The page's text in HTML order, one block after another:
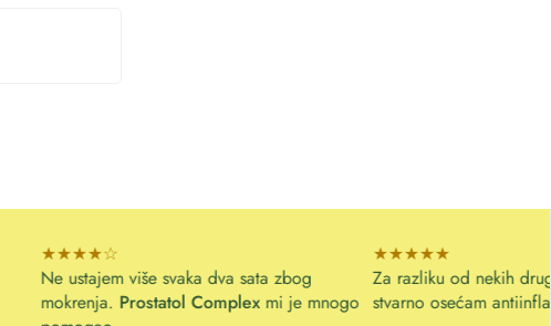
svaka dva sata zbog
Prostatol Complexmi je mnogo
Za razliku od nekih drugih proizvoda,
stvarno osećam antiinflamatorni efekat.